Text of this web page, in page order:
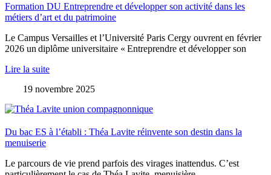
Formation DU Entreprendre et développer son activité dans les
métiers d’art et du patrimoine
Le Campus Versailles et l’Université Paris Cergy ouvrent en février
2026 un diplôme universitaire « Entreprendre et développer son
Lire la suite
19 novembre 2025
Du bac ES à l’établi : Théa Lavite réinvente son destin dans la
menuiserie
Le parcours de vie prend parfois des virages inattendus. C’est